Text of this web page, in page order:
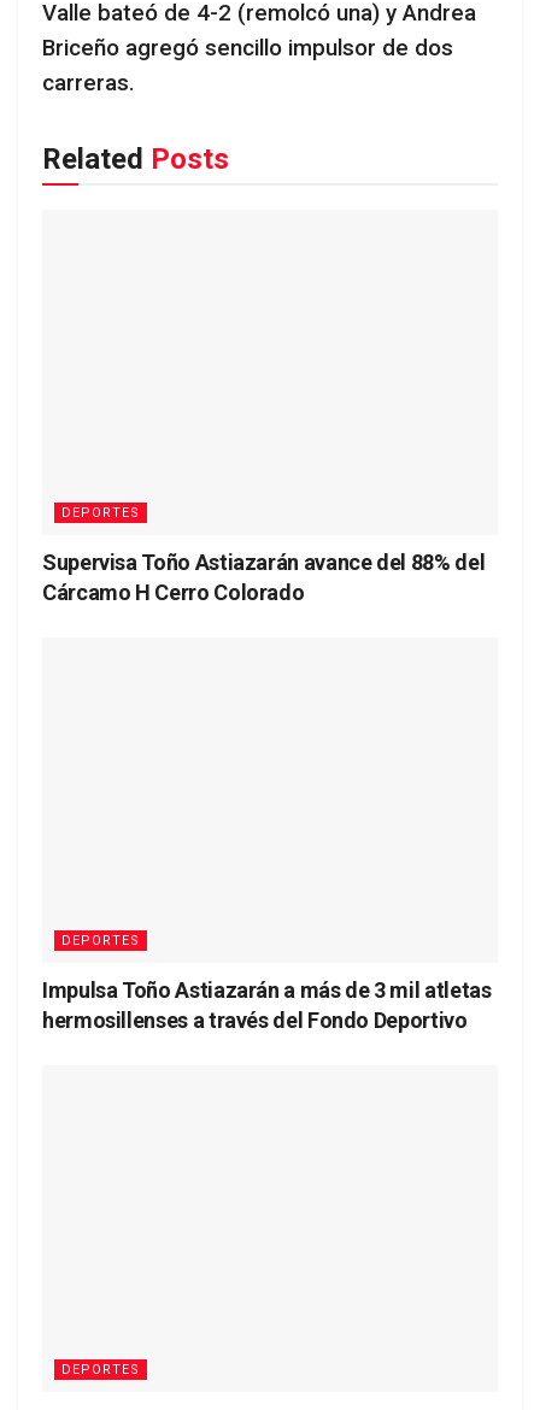
Valle bateó de 4-2 (remolcó una) y Andrea
Briceño agregó sencillo impulsor de dos
carreras.
Related Posts
DEPORTES
Supervisa Toño Astiazarán avance del 88% del
Cárcamo H Cerro Colorado
DEPORTES
Impulsa Toño Astiazarán a más de 3 mil atletas
hermosillenses a través del Fondo Deportivo
DEPORTES